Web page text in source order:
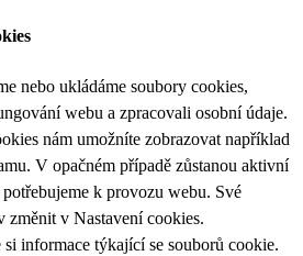
nebo ukládáme soubory cookies,
webu a zpracovali osobní údaje.
nám umožníte zobrazovat například
V opačném případě zůstanou aktivní
k provozu webu. Své
změnit v Nastavení cookies.
si informace týkající se souborů cookie.